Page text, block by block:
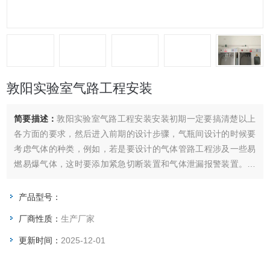
敦阳实验室气路工程安装
简要描述：敦阳实验室气路工程安装安装初期一定要搞清楚以上
各方面的要求，然后进入前期的设计步骤，气瓶间设计的时候要
考虑气体的种类，例如，若是要设计的气体管路工程涉及一些易
燃易爆气体，这时要添加紧急切断装置和气体泄漏报警装置。接
气量大小来选择是用几瓶气体。
产品型号：
厂商性质：生产厂家
更新时间： 2025-12-01